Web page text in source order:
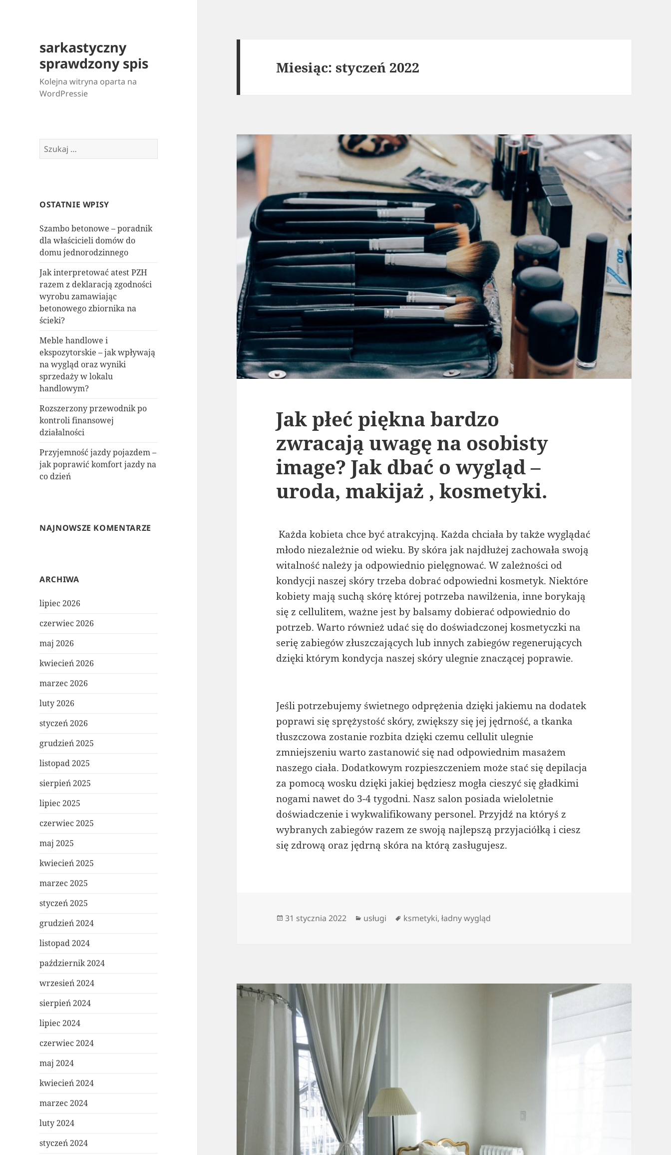
sarkastyczny
sprawdzony spis
Kolejna witryna oparta na
WordPressie
Szukaj:
OSTATNIE WPISY
Szambo betonowe – poradnik
dla właścicieli domów do
domu jednorodzinnego
Jak interpretować atest PZH
razem z deklaracją zgodności
wyrobu zamawiając
betonowego zbiornika na
ścieki?
Meble handlowe i
ekspozytorskie – jak wpływają
na wygląd oraz wyniki
sprzedaży w lokalu
handlowym?
Rozszerzony przewodnik po
kontroli finansowej
działalności
Przyjemność jazdy pojazdem –
jak poprawić komfort jazdy na
co dzień
NAJNOWSZE KOMENTARZE
ARCHIWA
lipiec 2026
czerwiec 2026
maj 2026
kwiecień 2026
marzec 2026
luty 2026
styczeń 2026
grudzień 2025
listopad 2025
sierpień 2025
lipiec 2025
czerwiec 2025
maj 2025
kwiecień 2025
marzec 2025
styczeń 2025
grudzień 2024
listopad 2024
październik 2024
wrzesień 2024
sierpień 2024
lipiec 2024
czerwiec 2024
maj 2024
kwiecień 2024
marzec 2024
luty 2024
styczeń 2024
Miesiąc:styczeń 2022
Jak płeć piękna bardzo
zwracają uwagę na osobisty
image? Jak dbać o wygląd –
uroda, makijaż , kosmetyki.
Każda kobieta chce być atrakcyjną. Każda chciała by także wyglądać
młodo niezależnie od wieku. By skóra jak najdłużej zachowała swoją
witalność należy ja odpowiednio pielęgnować. W zależności od
kondycji naszej skóry trzeba dobrać odpowiedni kosmetyk. Niektóre
kobiety mają suchą skórę której potrzeba nawilżenia, inne borykają
się z cellulitem, ważne jest by balsamy dobierać odpowiednio do
potrzeb. Warto również udać się do doświadczonej kosmetyczki na
serię zabiegów złuszczających lub innych zabiegów regenerujących
dzięki którym kondycja naszej skóry ulegnie znaczącej poprawie.
Jeśli potrzebujemy świetnego odprężenia dzięki jakiemu na dodatek
poprawi się sprężystość skóry, zwiększy się jej jędrność, a tkanka
tłuszczowa zostanie rozbita dzięki czemu cellulit ulegnie
zmniejszeniu warto zastanowić się nad odpowiednim masażem
naszego ciała. Dodatkowym rozpieszczeniem może stać się depilacja
za pomocą wosku dzięki jakiej będziesz mogła cieszyć się gładkimi
nogami nawet do 3-4 tygodni. Nasz salon posiada wieloletnie
doświadczenie i wykwalifikowany personel. Przyjdź na któryś z
wybranych zabiegów razem ze swoją najlepszą przyjaciółką i ciesz
się zdrową oraz jędrną skóra na którą zasługujesz.
Data
31 stycznia 2022 Kategorie
usługi Tagi
ksmetyki,ładny wygląd